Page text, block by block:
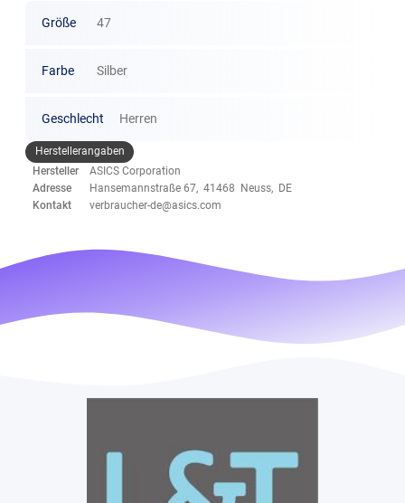
Größe 47
Farbe Silber
Geschlecht Herren
Herstellerangaben
Hersteller
ASICS Corporation
Adresse
Hansemannstraße 67, 41468 Neuss, DE
Kontakt
verbraucher-de@asics.com